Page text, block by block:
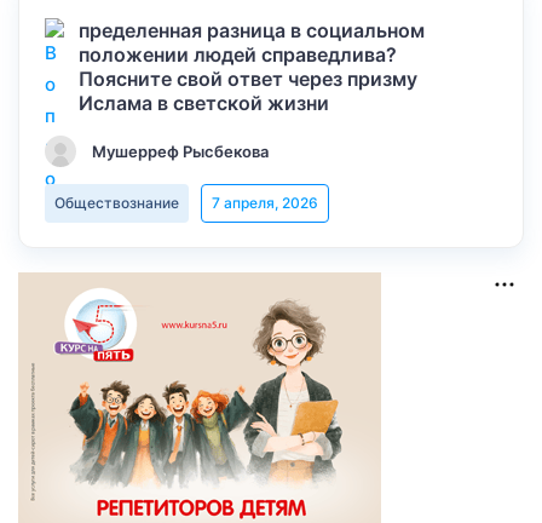
пределенная разница в социальном
положении людей справедлива?
Поясните свой ответ через призму
Ислама в светской жизни
Мушерреф Рысбекова
Обществознание 7 апреля, 2026